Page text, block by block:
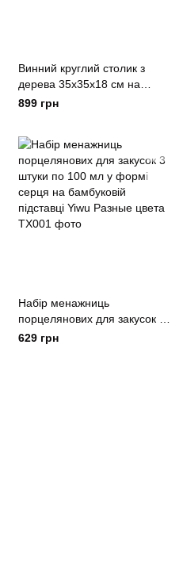
Винний круглий столик з
дерева 35х35х18 см на
ніжках Lugi Коричневий
899 грн
Набір менажниць
порцелянових для закусок 3
штуки по 100 мл у формі
629 грн